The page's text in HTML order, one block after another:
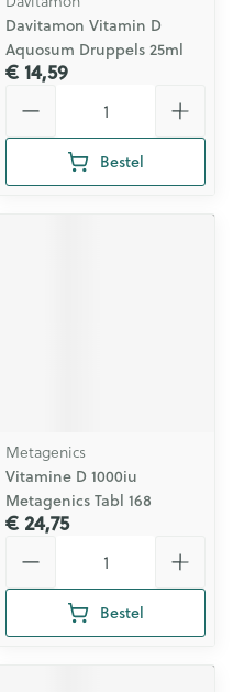
Davitamon Vitamin D
Aquosum Druppels 25ml
€ 14,59
Bestel
Metagenics
Vitamine D 1000iu
Metagenics Tabl 168
€ 24,75
Bestel